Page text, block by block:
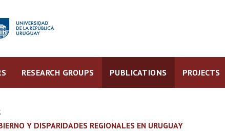
RESEARCH GROUPS PUBLICATIONS PROJECTS
Y DISPARIDADES REGIONALES EN URUGUAY